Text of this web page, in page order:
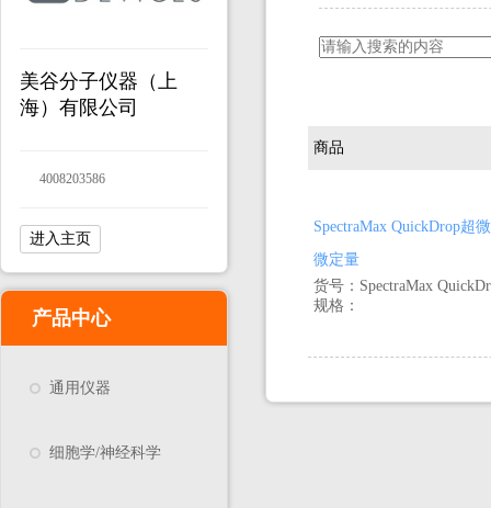
美谷分子仪器（上
海）有限公司
4008203586
进入主页
产品中心
通用仪器
细胞学/神经科学
商品
SpectraMax QuickDrop超
微定量
货号：SpectraMax
规格：